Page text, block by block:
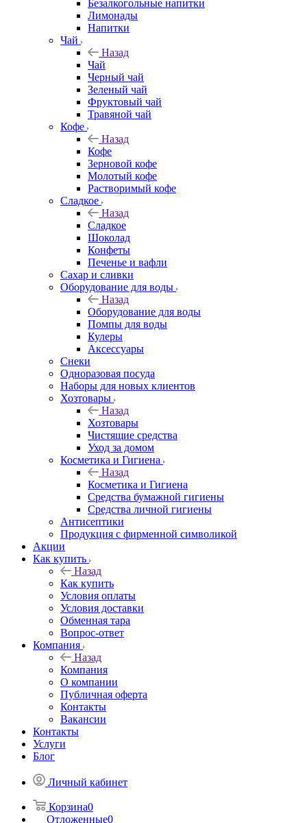
Безалкогольные напитки
Лимонады
Напитки
Чай
Назад
Чай
Черный чай
Зеленый чай
Фруктовый чай
Травяной чай
Кофе
Назад
Кофе
Зерновой кофе
Молотый кофе
Растворимый кофе
Сладкое
Назад
Сладкое
Шоколад
Конфеты
Печенье и вафли
Сахар и сливки
Оборудование для воды
Назад
Оборудование для воды
Помпы для воды
Кулеры
Аксессуары
Снеки
Одноразовая посуда
Наборы для новых клиентов
Хозтовары
Назад
Хозтовары
Чистящие средства
Уход за домом
Косметика и Гигиена
Назад
Косметика и Гигиена
Средства бумажной гигиены
Средства личной гигиены
Антисептики
Продукция с фирменной символикой
Акции
Как купить
Назад
Как купить
Условия оплаты
Условия доставки
Обменная тара
Вопрос-ответ
Компания
Назад
Компания
О компании
Публичная оферта
Контакты
Вакансии
Контакты
Услуги
Блог
Личный кабинет
Корзина0
Отложенные0